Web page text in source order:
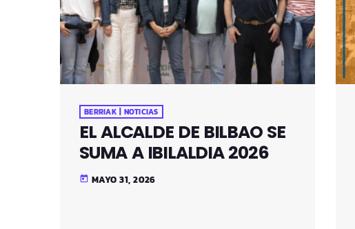
BERRIAK | NOTICIAS
EL ALCALDE DE BILBAO SE
SUMA A IBILALDIA 2026
today MAYO 31, 2026